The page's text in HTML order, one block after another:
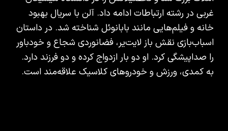
غربی در رشته ارتباطات ادامه داد. آلن با سریال بهبود
خانه و فیلم‌هایی مانند بابانوئل شناخته شد. در داستان
اسباب‌بازی نقش باز لایت‌یر، فضانوردی شجاع و خودباور
را صداپیشگی کرد. او دو بار ازدواج کرده و دو فرزند دارد.
به کمدی، ورزش و خودروهای کلاسیک علاقه‌مند است.